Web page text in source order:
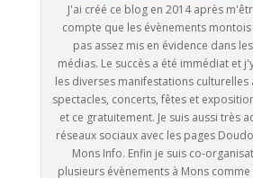
J'ai créé ce blog en 2014 après
compte que les évènements
pas assez mis en évidence dans
médias. Le succès a été immédiat et
les diverses manifestations culturelles
spectacles, concerts, fêtes et
et ce gratuitement. Je suis aussi très
réseaux sociaux avec les pages
Mons Info. Enfin je suis co-
plusieurs évènements à Mons comme